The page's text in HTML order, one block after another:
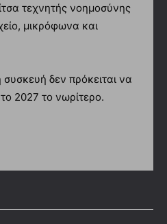
τεχνητής νοημοσύνης
μικρόφωνα και
δεν πρόκειται να
2027 το νωρίτερο.